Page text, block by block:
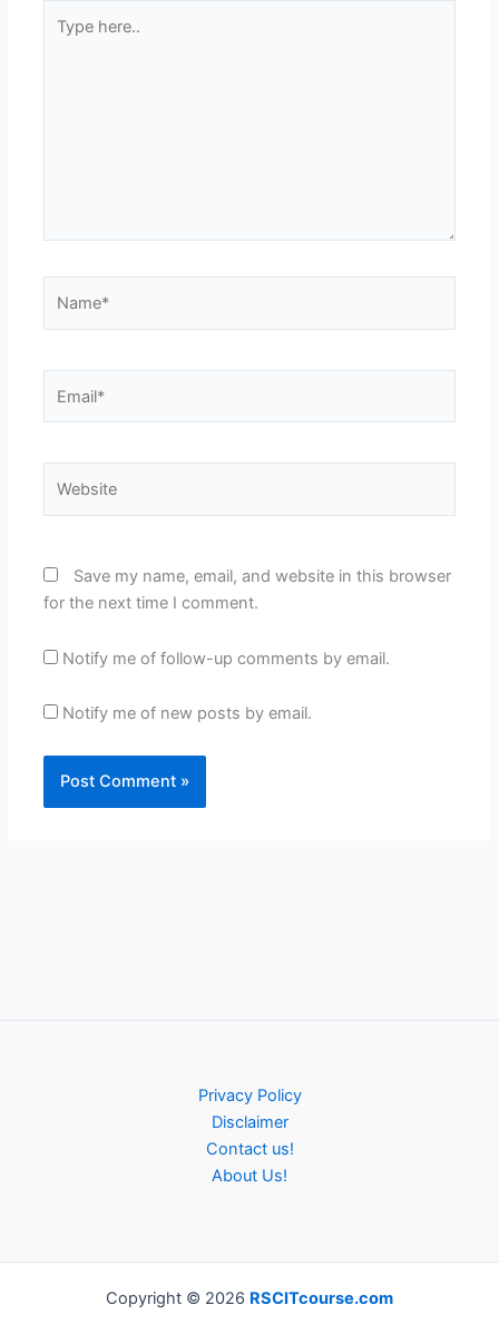
here..
Save my name, email, and website in this browser
for the next time I comment.
Notify me of follow-up comments by email.
Notify me of new posts by email.
Privacy Policy
Disclaimer
Contact us!
About Us!
Copyright © 2026 RSCITcourse.com